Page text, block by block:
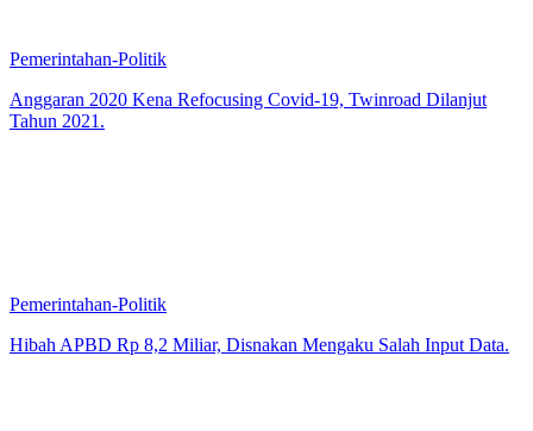
Pemerintahan-Politik
Anggaran 2020 Kena Refocusing Covid-19, Twinroad Dilanjut
Tahun 2021.
Pemerintahan-Politik
Hibah APBD Rp 8,2 Miliar, Disnakan Mengaku Salah Input Data.